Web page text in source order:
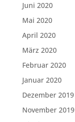
Juni 2020
Mai 2020
April 2020
März 2020
Februar 2020
Januar 2020
Dezember 2019
November 2019